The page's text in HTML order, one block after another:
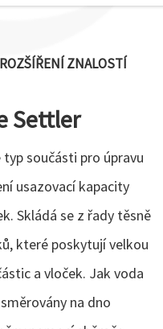
ZNALOSTÍ
Settler
součásti pro úpravu
usazovací kapacity
Skládá se z řady těsně
které poskytují velkou
a vloček. Jak voda
na dno